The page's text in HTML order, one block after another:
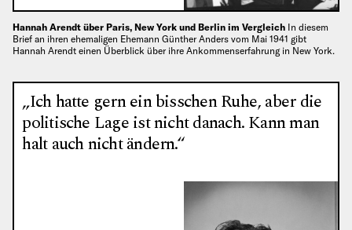
Hannah Arendt über Paris, New York und Berlin im Vergleich In diesem
Brief an ihren ehemaligen Ehemann Günther Anders vom Mai 1941 gibt
Hannah Arendt einen Überblick über ihre Ankommenserfahrung in New York.
„Ich hatte gern ein bisschen Ruhe, aber die
politische Lage ist nicht danach. Kann man
halt auch nicht ändern.“